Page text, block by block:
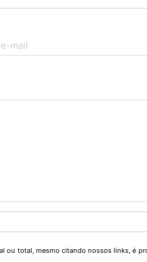
ou total, mesmo citando nossos links, é